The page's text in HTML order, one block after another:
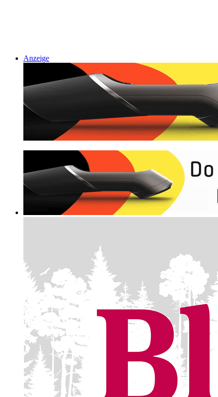
Anzeige